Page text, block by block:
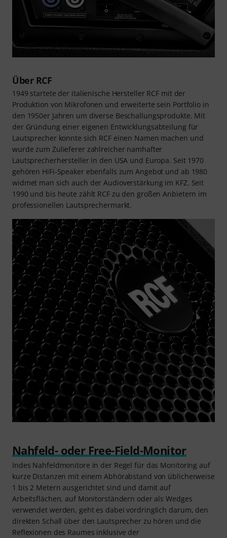
Über RCF
1949 startete der italienische Hersteller RCF mit der
Produktion von Mikrofonen und erweiterte sein Portfolio in
den 1950er Jahren um diverse Beschallungsprodukte. Mit
der Gründung einer eigenen Entwicklungsabteilung für
Lautsprecher konnte sich RCF einen Namen machen und
wurde zum Zulieferer zahlreicher namhafter
Lautsprecherhersteller in den USA und Europa. Seit 1970
gehören HiFi-Speaker ebenfalls zum Angebot und ab 1980
widmet man sich auch der Audioverstärkung im KFZ. Seit
1990 und bis heute zählt RCF zu den großen Anbietern im
professionellen Lautsprechermarkt.
Nahfeld- oder Free-Field-Monitor
Indes Nahfeldmonitore in der Regel für das Monitoring auf
kurze Distanzen mit einem Abhörabstand von üblicherweise
1 bis 2 Metern ausgerichtet sind und damit auf
Arbeitsflächen, auf Monitorständern oder als Wedges
verwendet werden, geht es dabei vordringlich darum, den
direkten Schall über den Lautsprecher zu hören und die
Reflexionen des Raumes inklusive der